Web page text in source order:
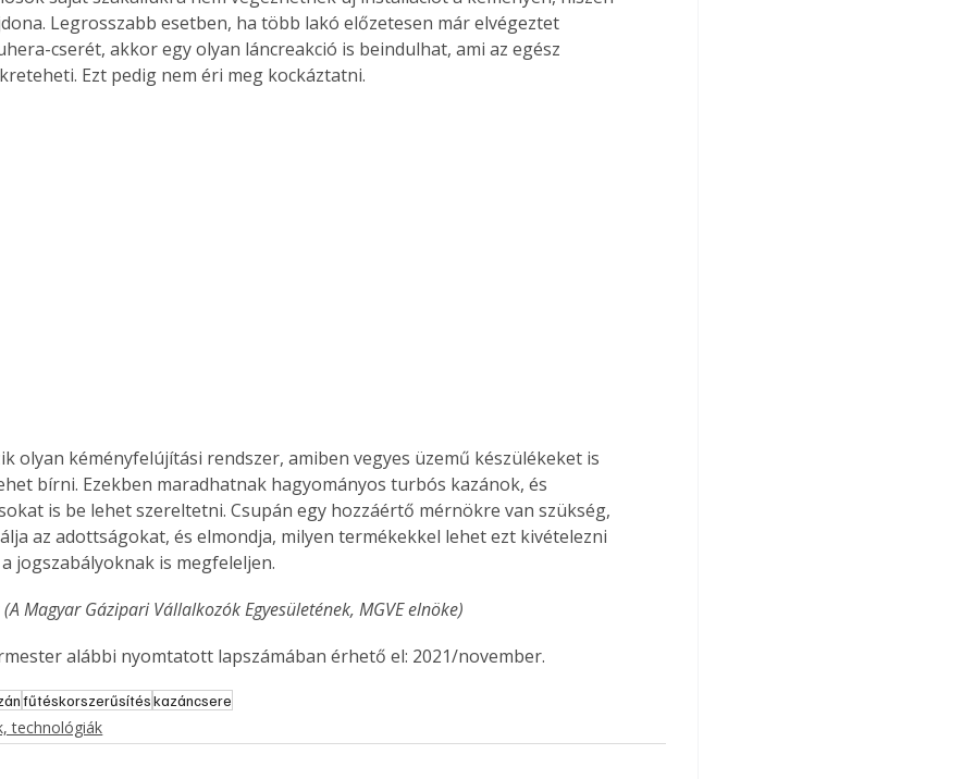
Gyógyító növények: a
Legrosszabb esetben, ha több lakó előzetesen már elvégeztet
cserét, akkor egy olyan láncreakció is beindulhat, ami az egész
Ezt pedig nem éri meg kockáztatni.
olyan kéményfelújítási rendszer, amiben vegyes üzemű készülékeket is
bírni. Ezekben maradhatnak hagyományos turbós kazánok, és
is be lehet szereltetni. Csupán egy hozzáértő mérnökre van szükség,
az adottságokat, és elmondja, milyen termékekkel lehet ezt kivételezni
jogszabályoknak is megfeleljen.
Magyar Gázipari Vállalkozók Egyesületének, MGVE elnöke)
alábbi nyomtatott lapszámában érhető el: 2021/november.
fűtéskorszerűsítéskazáncsere
technológiák